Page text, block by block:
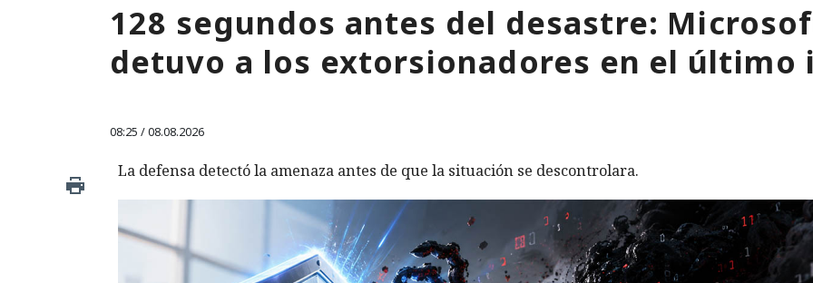
128 segundos antes del desastre:
detuvo a los extorsionadores en el último
08:25 / 08.08.2026
La defensa detectó la amenaza antes de que la situación se descontrolara.